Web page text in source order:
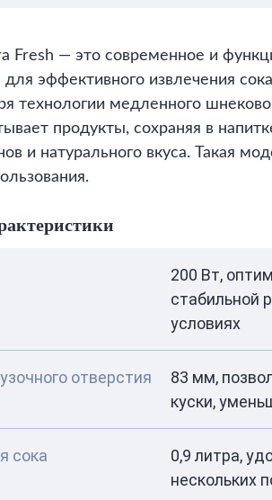
Fresh — это современное и
для эффективного извлечения
технологии медленного
продукты, сохраняя в
и натурального вкуса. Такая
200 Вт,
стабильной
условиях
отверстия
83 мм,
куски,
сока
0,9 литра,
нескольких